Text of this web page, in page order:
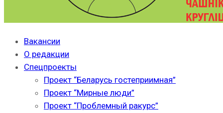
Вакансии
О редакции
Спецпроекты
Проект “Беларусь гостеприимная”
Проект “Мирные люди”
Проект “Проблемный ракурс”